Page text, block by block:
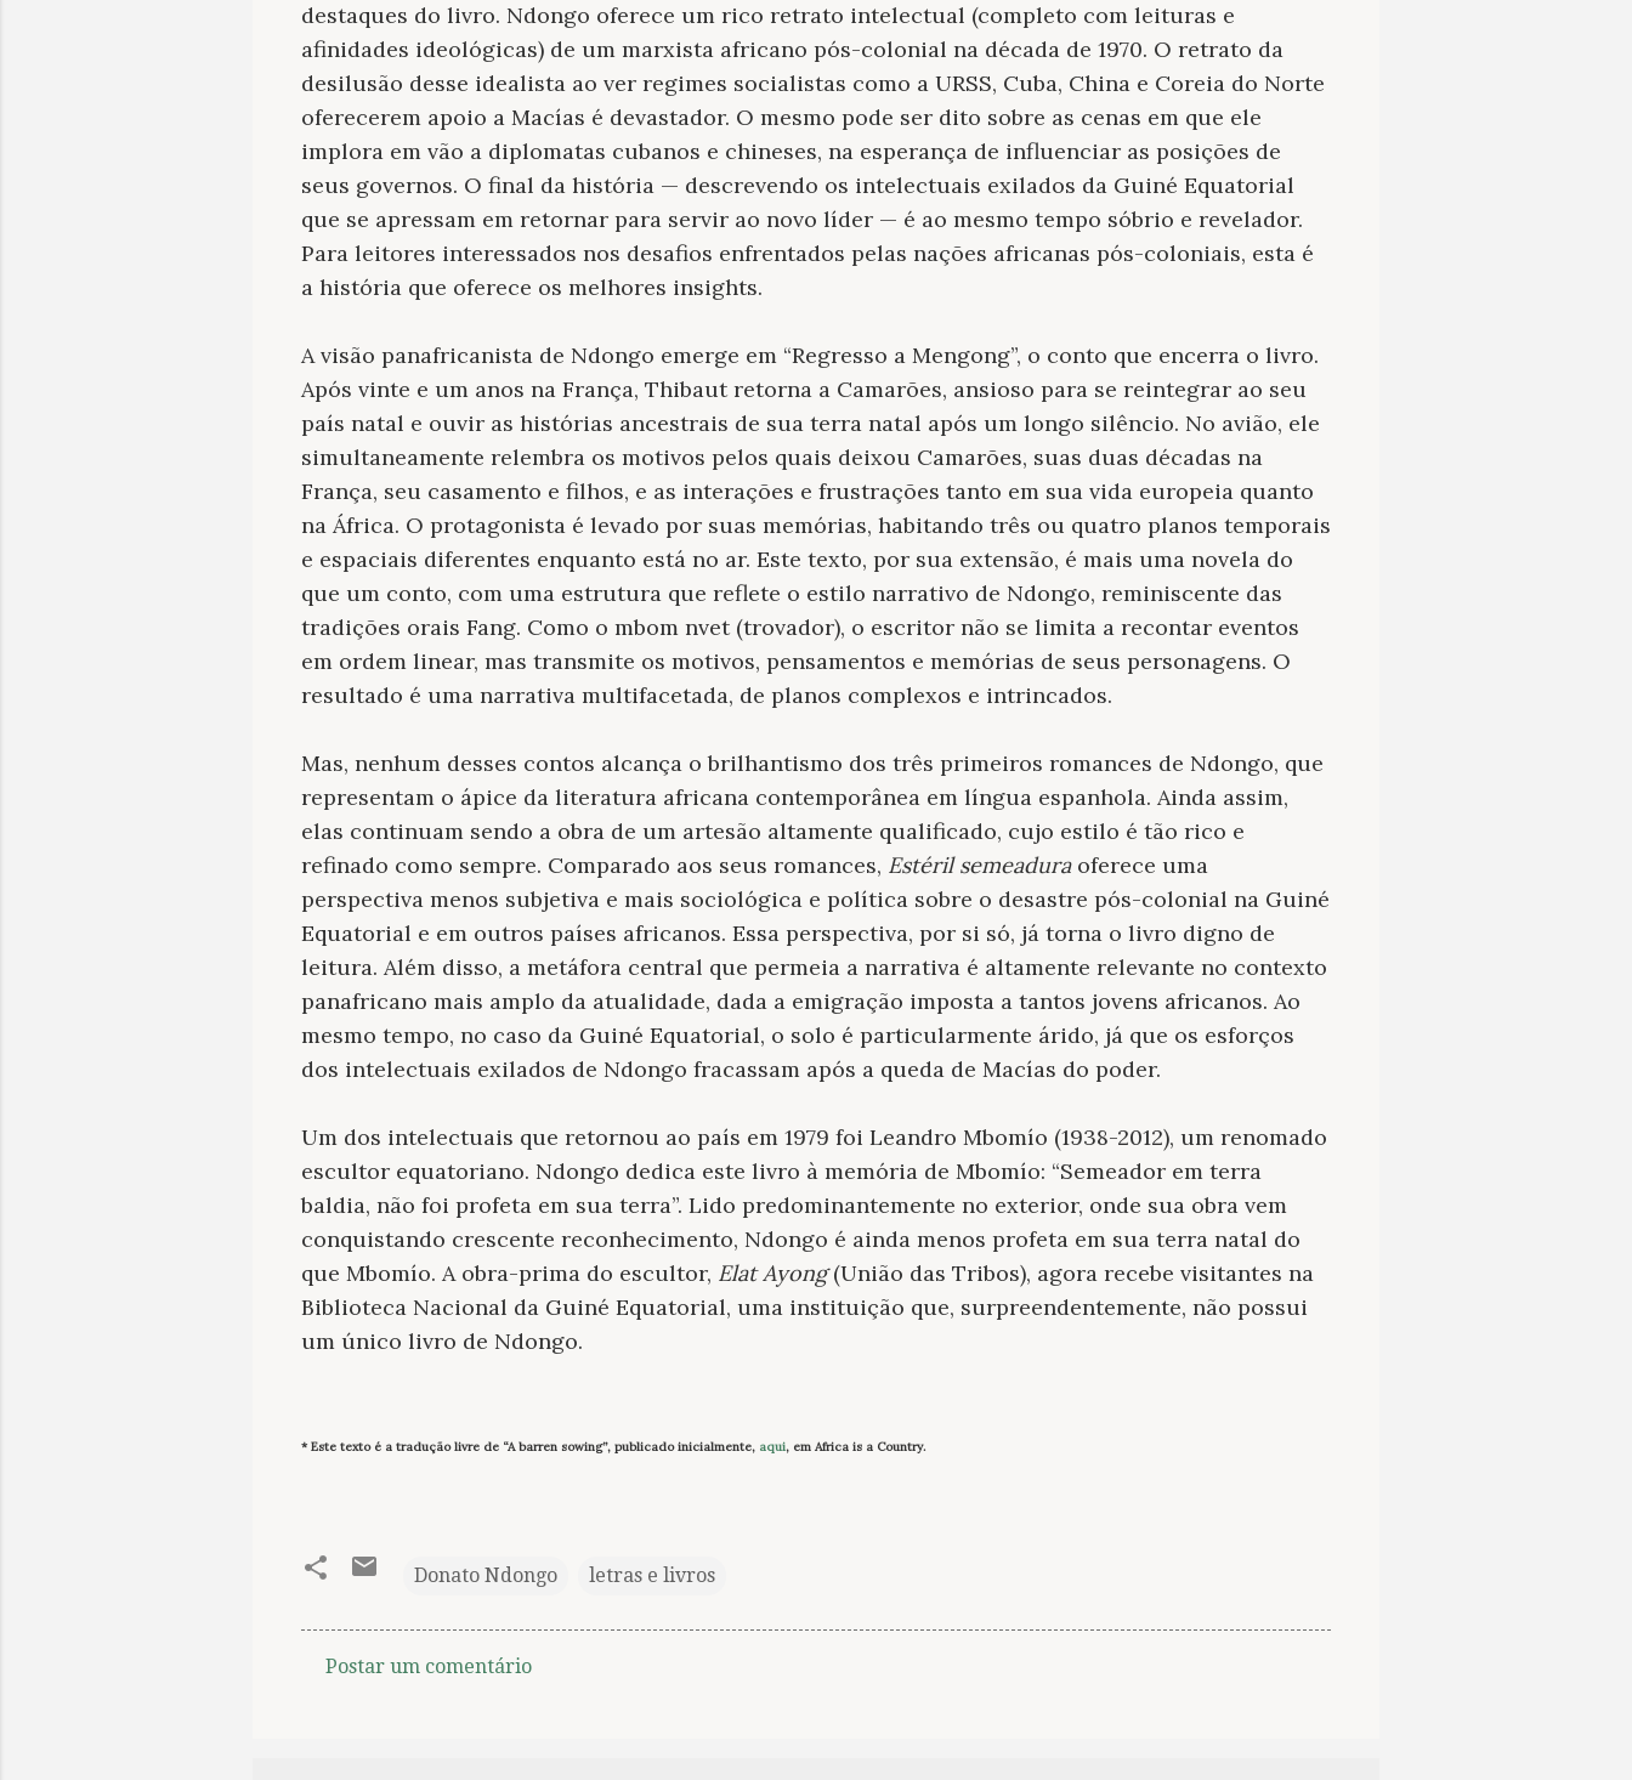
destaques do livro. Ndongo oferece um rico retrato intelectual (completo com leituras e
afinidades ideológicas) de um marxista africano pós-colonial na década de 1970. O retrato da
desilusão desse idealista ao ver regimes socialistas como a URSS, Cuba, China e Coreia do Norte
oferecerem apoio a Macías é devastador. O mesmo pode ser dito sobre as cenas em que ele
implora em vão a diplomatas cubanos e chineses, na esperança de influenciar as posições de
seus governos. O final da história — descrevendo os intelectuais exilados da Guiné Equatorial
que se apressam em retornar para servir ao novo líder — é ao mesmo tempo sóbrio e revelador.
Para leitores interessados nos desafios enfrentados pelas nações africanas pós-coloniais, esta é
a história que oferece os melhores insights.
A visão panafricanista de Ndongo emerge em “Regresso a Mengong”, o conto que encerra o livro.
Após vinte e um anos na França, Thibaut retorna a Camarões, ansioso para se reintegrar ao seu
país natal e ouvir as histórias ancestrais de sua terra natal após um longo silêncio. No avião, ele
simultaneamente relembra os motivos pelos quais deixou Camarões, suas duas décadas na
França, seu casamento e filhos, e as interações e frustrações tanto em sua vida europeia quanto
na África. O protagonista é levado por suas memórias, habitando três ou quatro planos temporais
e espaciais diferentes enquanto está no ar. Este texto, por sua extensão, é mais uma novela do
que um conto, com uma estrutura que reflete o estilo narrativo de Ndongo, reminiscente das
tradições orais Fang. Como o mbom nvet (trovador), o escritor não se limita a recontar eventos
em ordem linear, mas transmite os motivos, pensamentos e memórias de seus personagens. O
resultado é uma narrativa multifacetada, de planos complexos e intrincados.
Mas, nenhum desses contos alcança o brilhantismo dos três primeiros romances de Ndongo, que
representam o ápice da literatura africana contemporânea em língua espanhola. Ainda assim,
elas continuam sendo a obra de um artesão altamente qualificado, cujo estilo é tão rico e
refinado como sempre. Comparado aos seus romances, Estéril semeaduraoferece uma
perspectiva menos subjetiva e mais sociológica e política sobre o desastre pós-colonial na Guiné
Equatorial e em outros países africanos. Essa perspectiva, por si só, já torna o livro digno de
leitura. Além disso, a metáfora central que permeia a narrativa é altamente relevante no contexto
panafricano mais amplo da atualidade, dada a emigração imposta a tantos jovens africanos. Ao
mesmo tempo, no caso da Guiné Equatorial, o solo é particularmente árido, já que os esforços
dos intelectuais exilados de Ndongo fracassam após a queda de Macías do poder.
Um dos intelectuais que retornou ao país em 1979 foi Leandro Mbomío (1938-2012), um renomado
escultor equatoriano. Ndongo dedica este livro à memória de Mbomío: “Semeador em terra
baldia, não foi profeta em sua terra”. Lido predominantemente no exterior, onde sua obra vem
conquistando crescente reconhecimento, Ndongo é ainda menos profeta em sua terra natal do
que Mbomío. A obra-prima do escultor, Elat Ayong(União das Tribos), agora recebe visitantes na
Biblioteca Nacional da Guiné Equatorial, uma instituição que, surpreendentemente, não possui
um único livro de Ndongo.
* Este texto é a tradução livre de “A barren sowing”, publicado inicialmente, aqui, em Africa is a Country.
Donato Ndongo letras e livros
Postar um comentário